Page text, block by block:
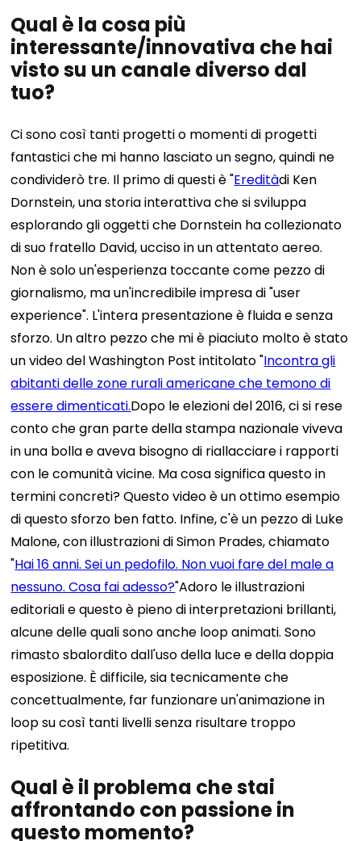
Qual è la cosa più
interessante/innovativa che hai
visto su un canale diverso dal
tuo?
Ci sono così tanti progetti o momenti di progetti
fantastici che mi hanno lasciato un segno, quindi ne
condividerò tre. Il primo di questi è "Ereditàdi Ken
Dornstein, una storia interattiva che si sviluppa
esplorando gli oggetti che Dornstein ha collezionato
di suo fratello David, ucciso in un attentato aereo.
Non è solo un'esperienza toccante come pezzo di
giornalismo, ma un'incredibile impresa di "user
experience". L'intera presentazione è fluida e senza
sforzo. Un altro pezzo che mi è piaciuto molto è stato
un video del Washington Post intitolato "Incontra gli
abitanti delle zone rurali americane che temono di
essere dimenticati.Dopo le elezioni del 2016, ci si rese
conto che gran parte della stampa nazionale viveva
in una bolla e aveva bisogno di riallacciare i rapporti
con le comunità vicine. Ma cosa significa questo in
termini concreti? Questo video è un ottimo esempio
di questo sforzo ben fatto. Infine, c'è un pezzo di Luke
Malone, con illustrazioni di Simon Prades, chiamato
"Hai 16 anni. Sei un pedofilo. Non vuoi fare del male a
nessuno. Cosa fai adesso?"Adoro le illustrazioni
editoriali e questo è pieno di interpretazioni brillanti,
alcune delle quali sono anche loop animati. Sono
rimasto sbalordito dall'uso della luce e della doppia
esposizione. È difficile, sia tecnicamente che
concettualmente, far funzionare un'animazione in
loop su così tanti livelli senza risultare troppo
ripetitiva.
Qual è il problema che stai
affrontando con passione in
questo momento?